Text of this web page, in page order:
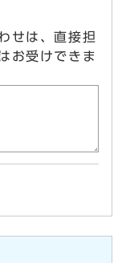
せは、直接担
お受けできま